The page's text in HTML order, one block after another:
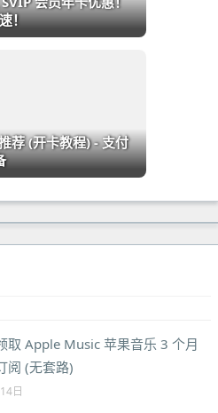
！
荐 (开卡教程) - 支付
取 Apple Music 苹果音乐 3 个月
阅 (无套路)
日